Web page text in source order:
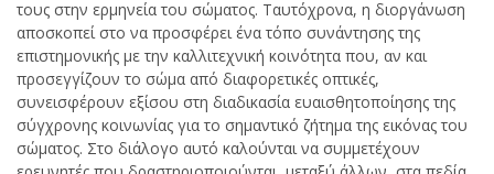
τους στην ερμηνεία του σώματος. Ταυτόχρονα, η διοργάνωση
αποσκοπεί στο να προσφέρει ένα τόπο συνάντησης της
επιστημονικής με την καλλιτεχνική κοινότητα που, αν και
προσεγγίζουν το σώμα από διαφορετικές οπτικές,
συνεισφέρουν εξίσου στη διαδικασία ευαισθητοποίησης της
σύγχρονης κοινωνίας για το σημαντικό ζήτημα της εικόνας του
σώματος. Στο διάλογο αυτό καλούνται να συμμετέχουν